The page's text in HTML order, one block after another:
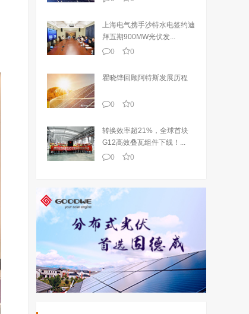
上海电气携手沙特水电签约迪
拜五期900MW光伏发...
0
0
瞿晓铧回顾阿特斯发展历程
0 0
转换效率超21%，全球首块
G12高效叠瓦组件下线！...
0
0